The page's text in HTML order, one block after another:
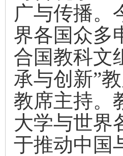
广与传播。
界各国众多
合国教科文
承与创新”
教席主持。
大学与世界
于推动中国